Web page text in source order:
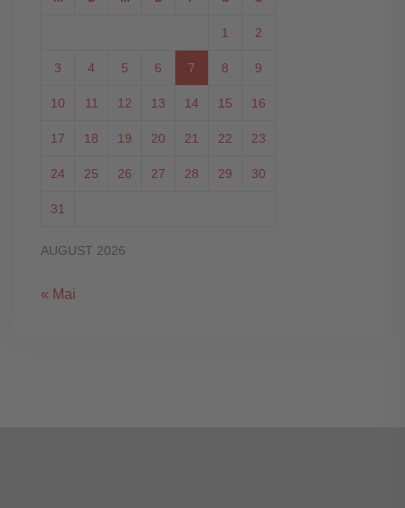
AUGUST 2026
1 2
3 4 5 6 7 8 9
10 11 12 13 14 15 16
17 18 19 20 21 22 23
24 25 26 27 28 29 30
31
« Mai